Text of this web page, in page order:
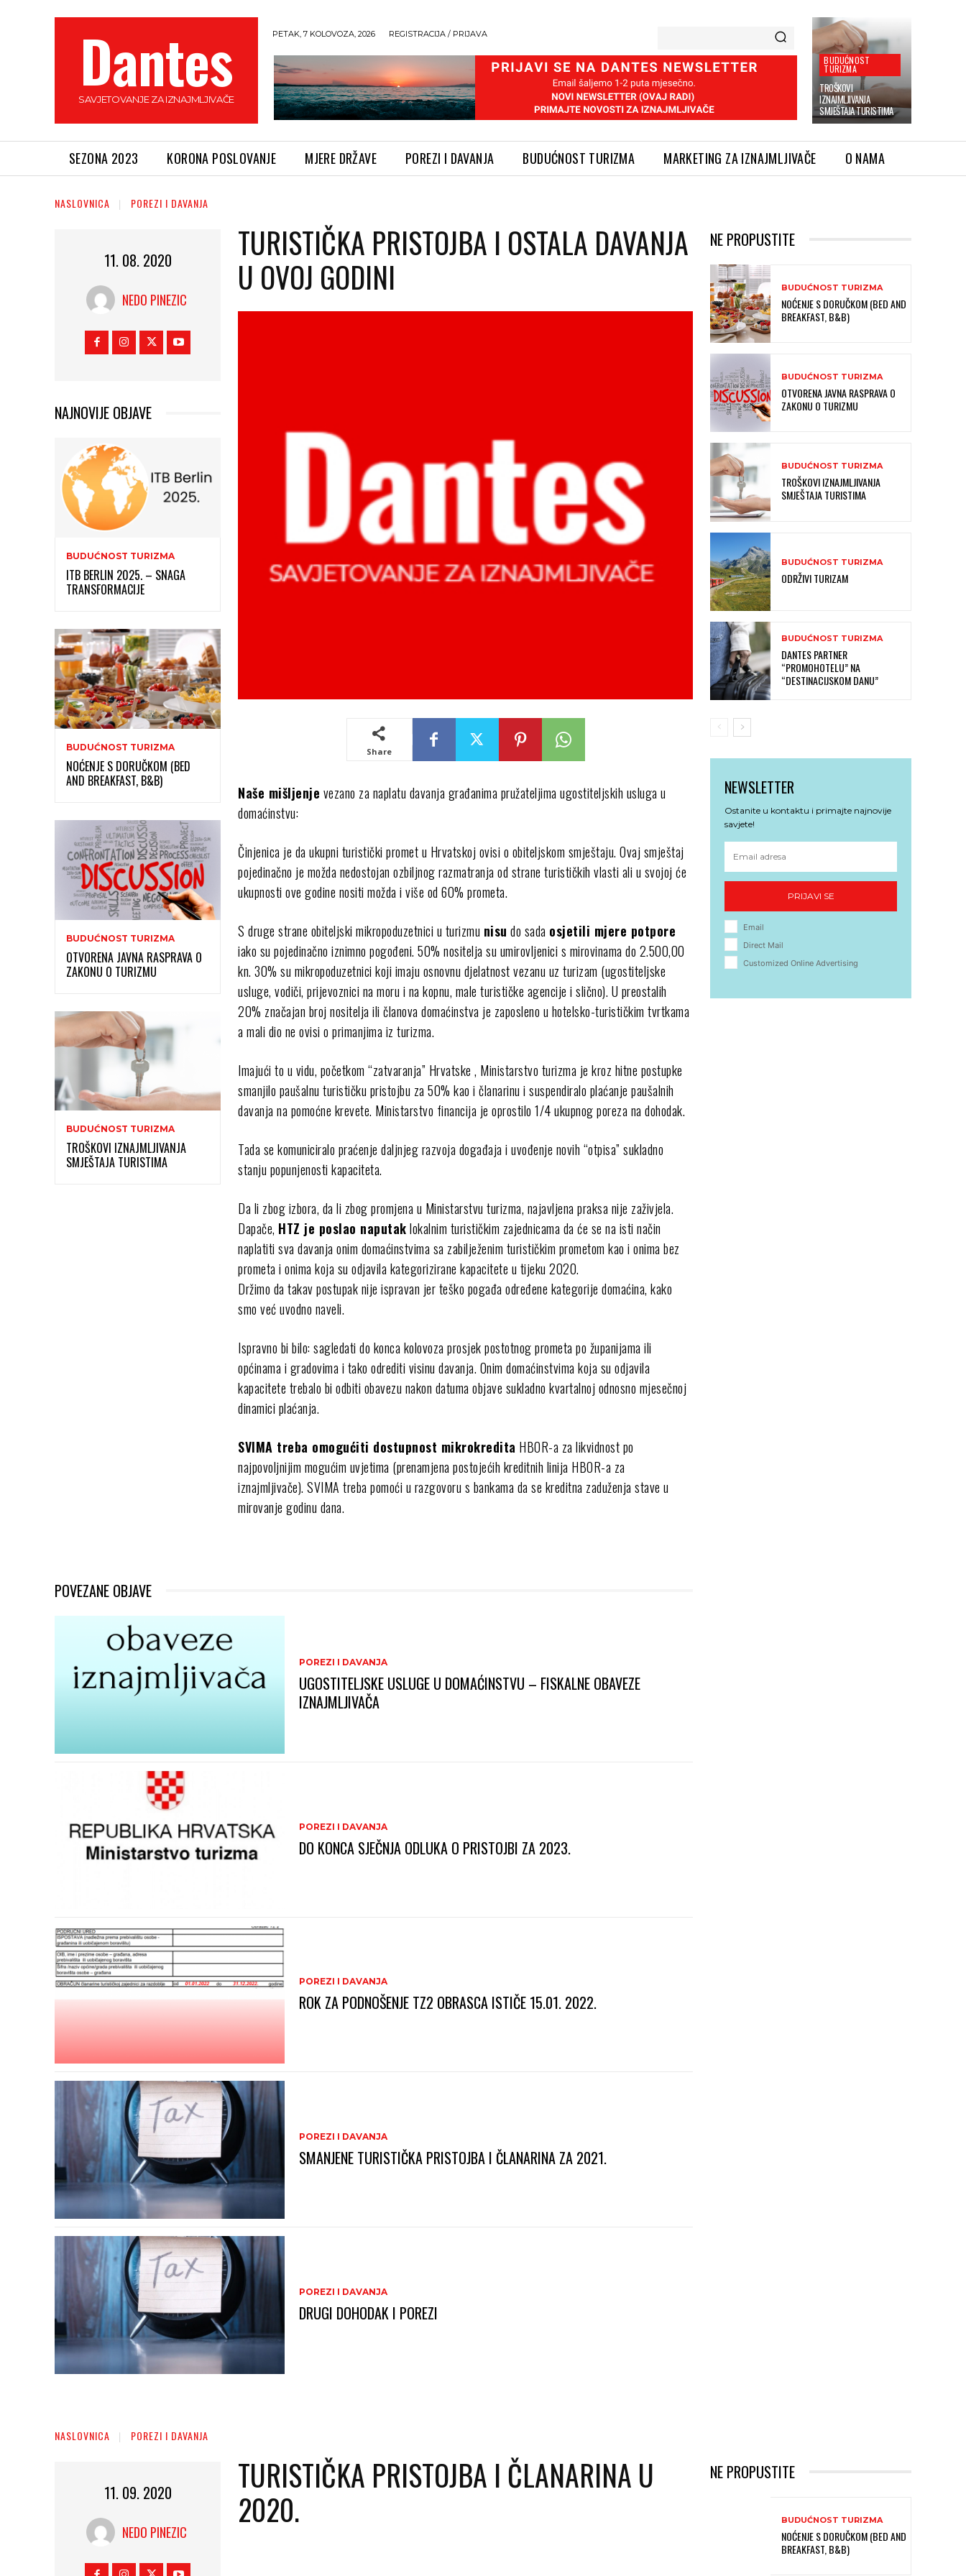
Dantes
SAVJETOVANJE ZA IZNAJMLJIVAČE
PETAK, 7 KOLOVOZA, 2026 REGISTRACIJA / PRIJAVA
BUDUĆNOST
TURIZMA
TROŠKOVI
IZNAJMLJIVANJA
SMJEŠTAJA TURISTIMA
SEZONA 2023 KORONA POSLOVANJE MJERE DRŽAVE POREZI I DAVANJA BUDUĆNOST TURIZMA MARKETING ZA IZNAJMLJIVAČE O NAMA
NASLOVNICA POREZI I DAVANJA
11. 08. 2020
NEDO PINEZIC
NAJNOVIJE OBJAVE
BUDUĆNOST TURIZMA
ITB BERLIN 2025. – SNAGA
TRANSFORMACIJE
BUDUĆNOST TURIZMA
NOĆENJE S DORUČKOM (BED
AND BREAKFAST, B&B)
BUDUĆNOST TURIZMA
OTVORENA JAVNA RASPRAVA O
ZAKONU O TURIZMU
BUDUĆNOST TURIZMA
TROŠKOVI IZNAJMLJIVANJA
SMJEŠTAJA TURISTIMA
TURISTIČKA PRISTOJBA I OSTALA DAVANJA
U OVOJ GODINI
Share
Naše mišljenje vezano za naplatu davanja građanima pružateljima ugostiteljskih usluga u
domaćinstvu:
Činjenica je da ukupni turistički promet u Hrvatskoj ovisi o obiteljskom smještaju. Ovaj smještaj
pojedinačno je možda nedostojan ozbiljnog razmatranja od strane turističkih vlasti ali u svojoj će
ukupnosti ove godine nositi možda i više od 60% prometa.
S druge strane obiteljski mikropoduzetnici u turizmu nisu do sada osjetili mjere potpore
iako su pojedinačno iznimno pogođeni. 50% nositelja su umirovljenici s mirovinama do 2.500,00
kn. 30% su mikropoduzetnici koji imaju osnovnu djelatnost vezanu uz turizam (ugostiteljske
usluge, vodiči, prijevoznici na moru i na kopnu, male turističke agencije i slično). U preostalih
20% značajan broj nositelja ili članova domaćinstva je zaposleno u hotelsko-turističkim tvrtkama
a mali dio ne ovisi o primanjima iz turizma.
Imajući to u vidu, početkom “zatvaranja” Hrvatske , Ministarstvo turizma je kroz hitne postupke
smanjilo paušalnu turističku pristojbu za 50% kao i članarinu i suspendiralo plaćanje paušalnih
davanja na pomoćne krevete. Ministarstvo financija je oprostilo 1/4 ukupnog poreza na dohodak.
Tada se komuniciralo praćenje daljnjeg razvoja događaja i uvođenje novih “otpisa” sukladno
stanju popunjenosti kapaciteta.
Da li zbog izbora, da li zbog promjena u Ministarstvu turizma, najavljena praksa nije zaživjela.
Dapače, HTZ je poslao naputaklokalnim turističkim zajednicama da će se na isti način
naplatiti sva davanja onim domaćinstvima sa zabilježenim turističkim prometom kao i onima bez
prometa i onima koja su odjavila kategorizirane kapacitete u tijeku 2020.
Držimo da takav postupak nije ispravan jer teško pogađa određene kategorije domaćina, kako
smo već uvodno naveli.
Ispravno bi bilo: sagledati do konca kolovoza prosjek postotnog prometa po županijama ili
općinama i gradovima i tako odrediti visinu davanja. Onim domaćinstvima koja su odjavila
kapacitete trebalo bi odbiti obavezu nakon datuma objave sukladno kvartalnoj odnosno mjesečnoj
dinamici plaćanja.
SVIMA treba omogućiti dostupnost mikrokredita HBOR-a za likvidnost po
najpovoljnijim mogućim uvjetima (prenamjena postojećih kreditnih linija HBOR-a za
iznajmljivače). SVIMA treba pomoći u razgovoru s bankama da se kreditna zaduženja stave u
mirovanje godinu dana.
POVEZANE OBJAVE
POREZI I DAVANJA
UGOSTITELJSKE USLUGE U DOMAĆINSTVU – FISKALNE OBAVEZE
IZNAJMLJIVAČA
POREZI I DAVANJA
DO KONCA SJEČNJA ODLUKA O PRISTOJBI ZA 2023.
POREZI I DAVANJA
ROK ZA PODNOŠENJE TZ2 OBRASCA ISTIČE 15.01. 2022.
POREZI I DAVANJA
SMANJENE TURISTIČKA PRISTOJBA I ČLANARINA ZA 2021.
POREZI I DAVANJA
DRUGI DOHODAK I POREZI
NE PROPUSTITE
BUDUĆNOST TURIZMA
NOĆENJE S DORUČKOM (BED AND
BREAKFAST, B&B)
BUDUĆNOST TURIZMA
OTVORENA JAVNA RASPRAVA O
ZAKONU O TURIZMU
BUDUĆNOST TURIZMA
TROŠKOVI IZNAJMLJIVANJA
SMJEŠTAJA TURISTIMA
BUDUĆNOST TURIZMA
ODRŽIVI TURIZAM
BUDUĆNOST TURIZMA
DANTES PARTNER
“PROMOHOTELU” NA
“DESTINACIJSKOM DANU”
NEWSLETTER
Ostanite u kontaktu i primajte najnovije
savjete!
PRIJAVI SE
Email
Direct Mail
Customized Online Advertising